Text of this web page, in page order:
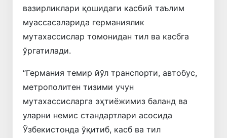
вазирликлари қошидаги касбий таълим
муассасаларида германиялик
мутахассислар томонидан тил ва касбга
ўргатилади.
“Германия темир йўл транспорти, автобус,
метрополитен тизими учун
мутахассисларга эҳтиёжимиз баланд ва
уларни немис стандартлари асосида
Ўзбекистонда ўқитиб, касб ва тил